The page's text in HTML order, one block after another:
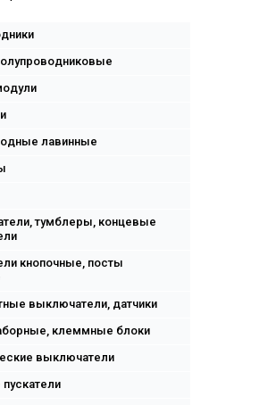
лавинные
тумблеры, концевые
кнопочные, посты
выключатели, датчики
клеммные блоки
выключатели